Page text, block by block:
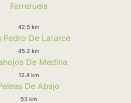
Ferreruela
42.5 km
Pedro De Latarce
45.2 km
De Medina
12.4 km
De Abajo
53 km